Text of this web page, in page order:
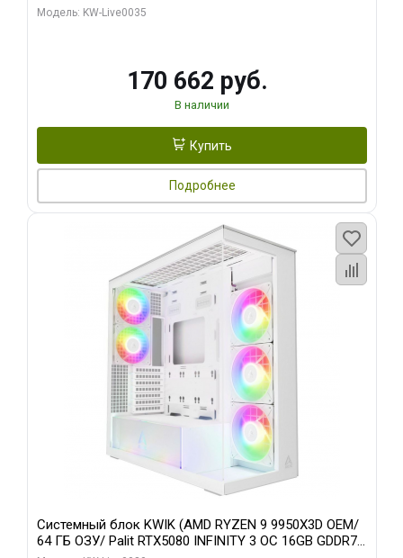
Sinotex GTX1650 4GB 128bit GDDR6 DVI DP HDMI 2/
Модель: KW-Live0035
170 662 руб.
В наличии
Купить
Подробнее
Системный блок KWIK (AMD RYZEN 9 9950X3D OEM/
64 ГБ ОЗУ/ Palit RTX5080 INFINITY 3 OC 16GB GDDR7